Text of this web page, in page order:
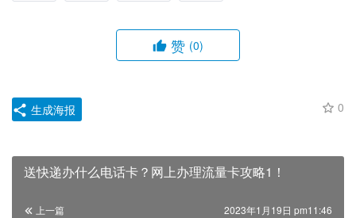
赞 (0)
0
生成海报
送快递办什么电话卡？网上办理流量卡攻略1！
上一篇 2023年1月19日 pm11:46